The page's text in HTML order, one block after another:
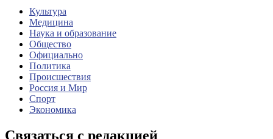
Культура
Медицина
Наука и образование
Общество
Официально
Политика
Происшествия
Россия и Мир
Спорт
Экономика
Связаться с редакцией